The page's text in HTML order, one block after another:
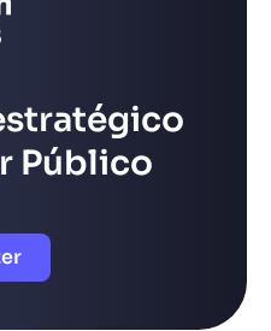
Público